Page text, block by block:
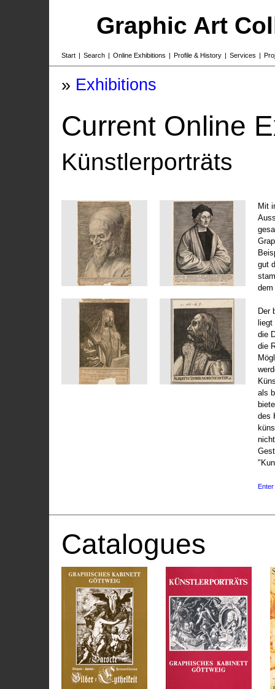
Graphic Art
Start | Search | Online Exhibitions | Profile & History | Services |
» Exhibitions
Current Online
Künstlerporträts
Mit
gut
dem
Der
die
die
als
des
Enter
Catalogues